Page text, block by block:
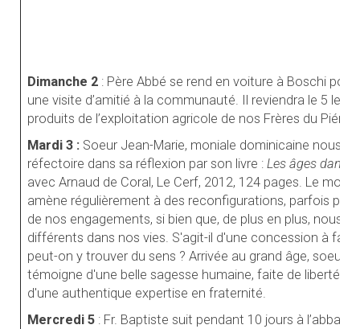
Dimanche 2 : Père Abbé se rend en voiture à Boschi
une visite d’amitié à la communauté. Il reviendra le 5 le
produits de l’exploitation agricole de nos Frères du
Mardi 3 : Soeur Jean-Marie, moniale dominicaine nous
réfectoire dans sa réflexion par son livre : Les âges dans
avec Arnaud de Coral, Le Cerf, 2012, 124 pages. Le
amène régulièrement à des reconfigurations, parfois
de nos engagements, si bien que, de plus en plus, nous
différents dans nos vies. S'agit-il d'une concession à
peut-on y trouver du sens ? Arrivée au grand âge, soeur
témoigne d'une belle sagesse humaine, faite de liberté
d'une authentique expertise en fraternité.
Mercredi 5 : Fr. Baptiste suit pendant 10 jours à l’abbaye